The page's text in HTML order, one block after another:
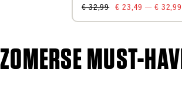
€ 32,99 € 23,49 — € 32,99
ZOMERSE MUST-